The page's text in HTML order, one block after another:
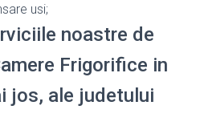
usi;
noastre de
Frigorifice in
jos, ale judetului